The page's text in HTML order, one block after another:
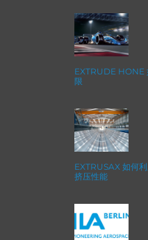
EXTRUDE HONE
限
EXTRUSAX 如何
挤压性能